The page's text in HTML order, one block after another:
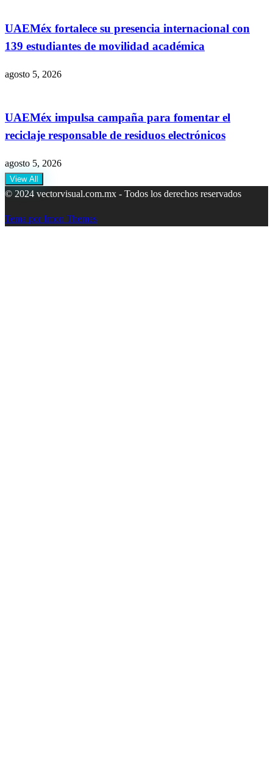
UAEMéx fortalece su presencia internacional con
139 estudiantes de movilidad académica
agosto 5, 2026
UAEMéx impulsa campaña para fomentar el
reciclaje responsable de residuos electrónicos
agosto 5, 2026
View All
© 2024 vectorvisual.com.mx - Todos los derechos reservados
Tema por Imon Themes